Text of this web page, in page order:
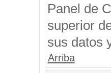
Panel de
superior
sus datos
Arriba